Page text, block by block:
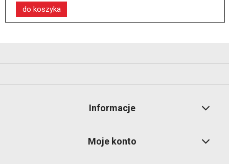
do koszyka
Informacje
Moje konto